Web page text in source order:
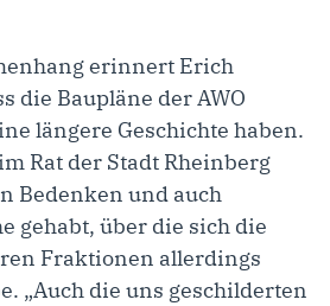
erinnert Erich
die Baupläne der AWO
längere Geschichte haben.
Rat der Stadt Rheinberg
Bedenken und auch
gehabt, über die sich die
Fraktionen allerdings
„Auch die uns geschilderten